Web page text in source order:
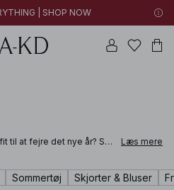
| SHOP NOW
til at fejre det nye år? Så
toppe og nederdele i
til at få dig til både at
Læs mere
Sommertøj Skjorter & Bluser